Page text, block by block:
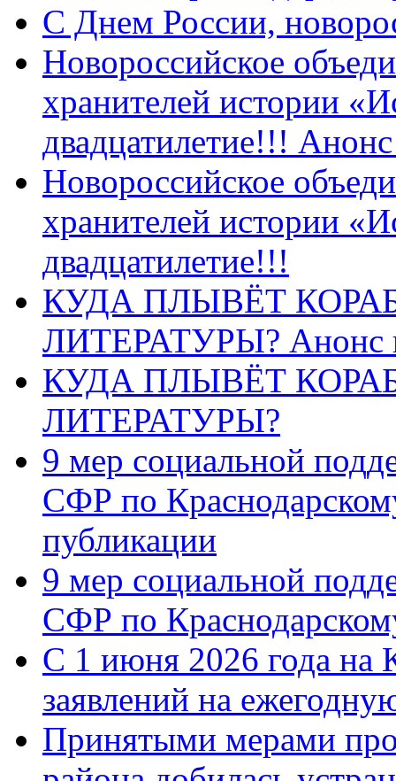
C Днем России,
Новороссийское
хранителей истории
двадцатилетие!!!
Новороссийское
хранителей истории
двадцатилетие!!!
КУДА ПЛЫВЁТ
ЛИТЕРАТУРЫ? Анонс
КУДА ПЛЫВЁТ
ЛИТЕРАТУРЫ?
9 мер социальной
СФР по
публикации
9 мер социальной
СФР по
С 1 июня 2026 года на
заявлений на
Принятыми мерами